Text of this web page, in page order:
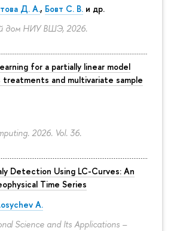
Д. А., Бовт С. В. и др.
дом НИУ ВШЭ, 2026.
for a partially linear model
and multivariate sample
2026. Vol. 36.
Detection Using LC-Curves: An
Time Series
A.
Science and Its Applications –